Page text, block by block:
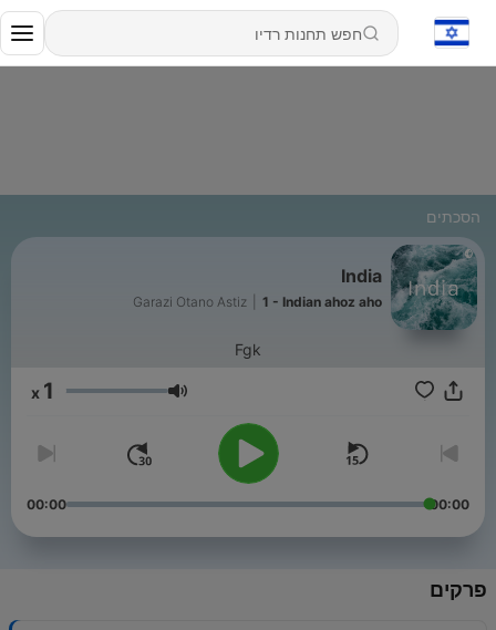
הסכתים
India
Garazi Otano Astiz 1 - Indian ahoz aho
Fgk
עוצמת שמע 1
00:00
00:00
פרקים